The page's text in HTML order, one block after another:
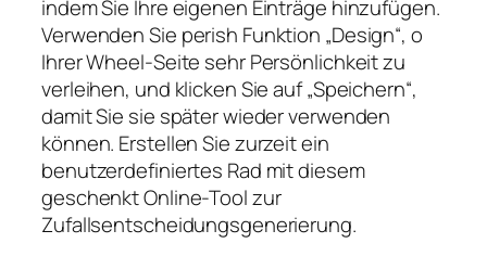
indem Sie Ihre eigenen Einträge hinzufügen.
Verwenden Sie perish Funktion „Design“, o
Ihrer Wheel-Seite sehr Persönlichkeit zu
verleihen, und klicken Sie auf „Speichern“,
damit Sie sie später wieder verwenden
können. Erstellen Sie zurzeit ein
benutzerdefiniertes Rad mit diesem
geschenkt Online-Tool zur
Zufallsentscheidungsgenerierung.